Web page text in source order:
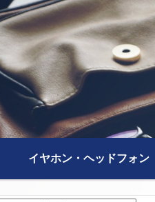
イヤホン・ヘッドフォン